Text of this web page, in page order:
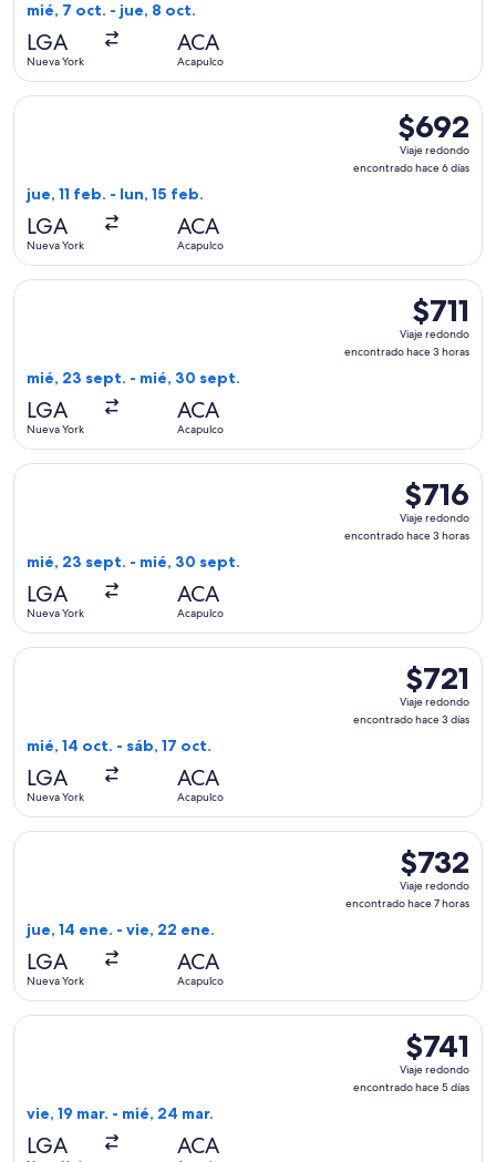
mié, 7 oct. - jue, 8 oct.
LGA
Nueva York
ACA
Acapulco
$692
Viaje
redondo,
$692
Viaje redondo
encontrado hace 6 días
jue, 11 feb. - lun, 15 feb.
LGA
Nueva York
ACA
Acapulco
Seleccionar vuelo de Aeromexico, con salida el jue, 11 feb.
$711
Viaje
redondo,
$711
Viaje redondo
encontrado hace 3 horas
mié, 23 sept. - mié, 30 sept.
LGA
Nueva York
ACA
Acapulco
Seleccionar vuelo de Delta, con salida el mié, 23 sept.
$716
Viaje
redondo,
$716
Viaje redondo
encontrado hace 3 horas
mié, 23 sept. - mié, 30 sept.
LGA
Nueva York
ACA
Acapulco
Seleccionar vuelo de Delta, con salida el mié, 23 sept.
$721
Viaje
redondo,
$721
Viaje redondo
encontrado hace 3 días
mié, 14 oct. - sáb, 17 oct.
LGA
Nueva York
ACA
Acapulco
Seleccionar vuelo de Aeromexico, con salida el mié, 14
$732
Viaje
redondo,
$732
Viaje redondo
encontrado hace 7 horas
jue, 14 ene. - vie, 22 ene.
LGA
Nueva York
ACA
Acapulco
Seleccionar vuelo de Aeromexico, con salida el jue, 14
$741
Viaje
redondo,
$741
Viaje redondo
encontrado hace 5 días
vie, 19 mar. - mié, 24 mar.
LGA ACA
Seleccionar vuelo de American Airlines, con salida el vie,